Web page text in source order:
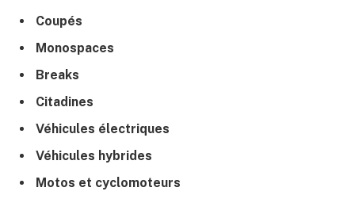
Coupés
Monospaces
Breaks
Citadines
Véhicules électriques
Véhicules hybrides
Motos et cyclomoteurs